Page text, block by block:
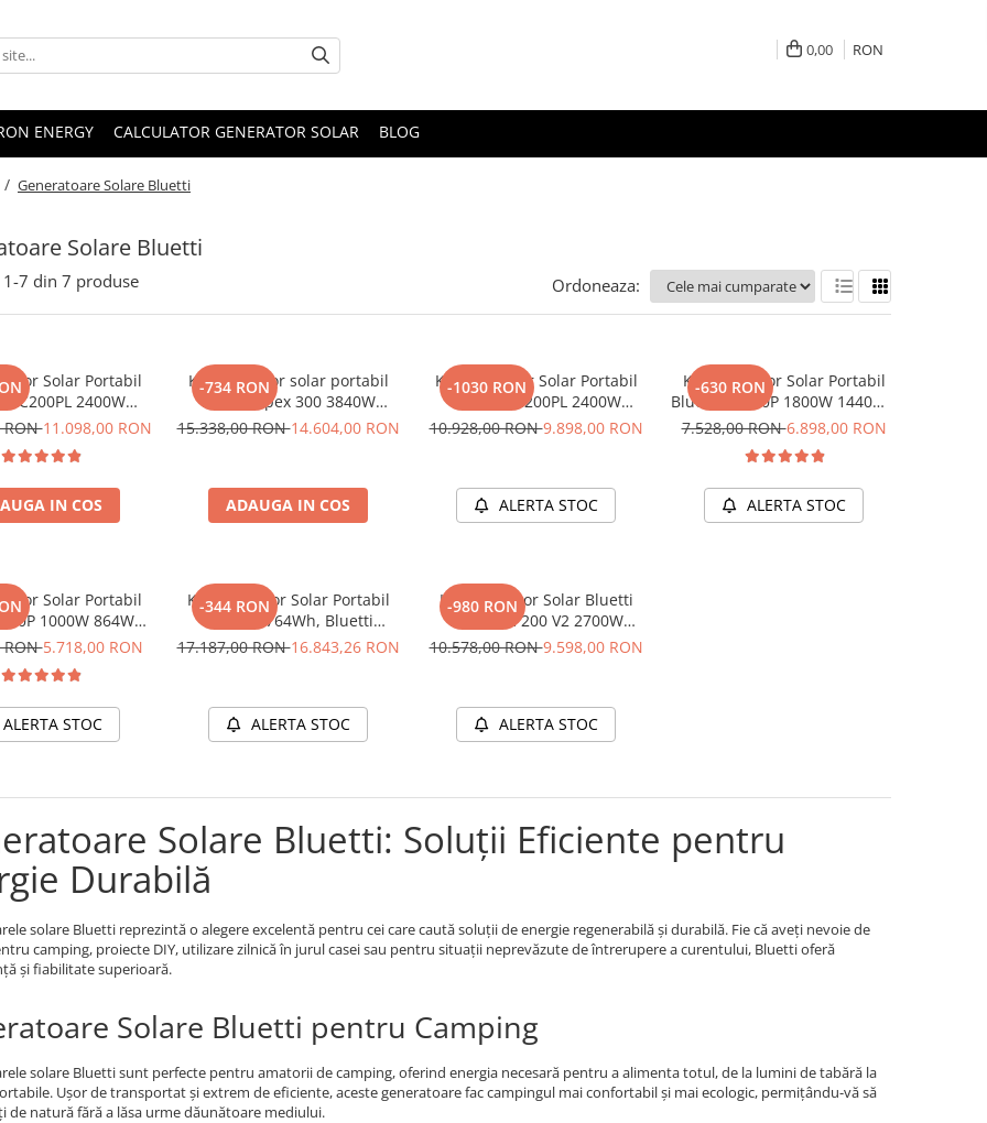
0,00 RON
ENERGY CALCULATOR GENERATOR SOLAR BLOG
/ Generatoare Solare Bluetti
Solare Bluetti
1-7 din 7 produse Ordoneaza:
Solar Portabil
AC200PL 2400W
cu panou 350W
RON11.098,00 RON
IN COS
-734 RON
Kit generator solar portabil
Bluetti Apex 300 3840W
2765Wh + panou 350W
15.338,00 RON14.604,00 RON
ADAUGA IN COS
-1030 RON
Kit Generator Solar Portabil
Bluetti AC200PL 2400W
2304Wh cu panou 200W
10.928,00 RON9.898,00 RON
ALERTA STOC
-630 RON
Kit Generator Solar Portabil
Bluetti AC180P 1800W 1440Wh
LifePO4 cu panou 200W
7.528,00 RON6.898,00 RON
ALERTA STOC
Solar Portabil
1000W 864Wh
+ panou 200W
RON5.718,00 RON
ALERTA STOC
-344 RON
Kit Generator Solar Portabil
5000W 2764Wh, Bluetti
AC500+B300K + panou 350W
17.187,00 RON16.843,26 RON
ALERTA STOC
-980 RON
Kit Generator Solar Bluetti
Premium 200 V2 2700W
2074Wh + panou 200W
10.578,00 RON9.598,00 RON
ALERTA STOC
Solare Bluetti: Soluții Eficiente pentru
Durabilă
solare Bluetti reprezintă o alegere excelentă pentru cei care caută soluții de energie regenerabilă și durabilă. Fie că aveți nevoie de
camping, proiecte DIY, utilizare zilnică în jurul casei sau pentru situații neprevăzute de întrerupere a curentului, Bluetti oferă
și fiabilitate superioară.
Solare Bluetti pentru Camping
solare Bluetti sunt perfecte pentru amatorii de camping, oferind energia necesară pentru a alimenta totul, de la lumini de tabără la
Ușor de transportat și extrem de eficiente, aceste generatoare fac campingul mai confortabil și mai ecologic, permițându-vă să
de natură fără a lăsa urme dăunătoare mediului.